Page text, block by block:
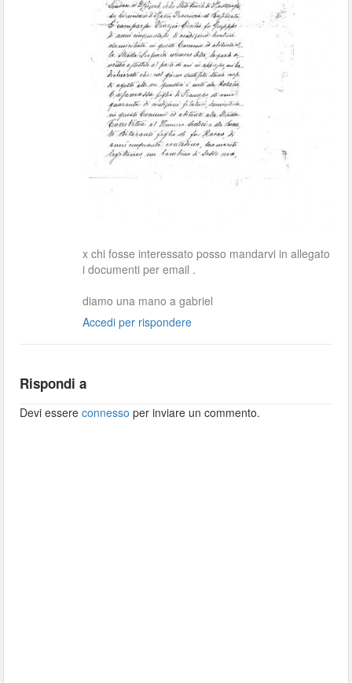
x chi fosse interessato posso mandarvi in allegato
i documenti per email .
diamo una mano a gabriel
Accedi per rispondere
Rispondi a
Devi essereconnesso per inviare un commento.